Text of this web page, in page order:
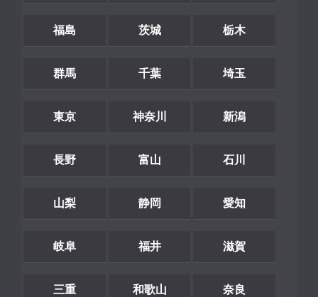
福島 茨城 栃木
群馬 千葉 埼玉
東京 神奈川 新潟
長野 富山 石川
山梨 静岡 愛知
岐阜 福井 滋賀
三重 和歌山 奈良